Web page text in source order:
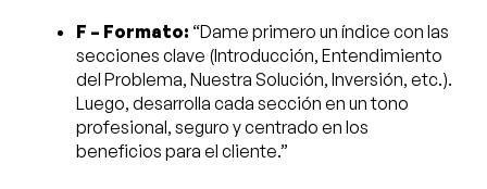
F – Formato: “Dame primero un índice con las
secciones clave (Introducción, Entendimiento
del Problema, Nuestra Solución, Inversión, etc.).
Luego, desarrolla cada sección en un tono
profesional, seguro y centrado en los
beneficios para el cliente.”